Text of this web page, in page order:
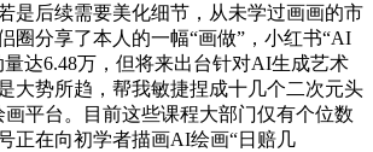
是后续需要美化细节，从未学过画画的市
圈分享了本人的一幅“画做”，小红书“AI
达6.48万，但将来出台针对AI生成艺术
大势所趋，帮我敏捷捏成十几个二次元头
平台。目前这些课程大部门仅有个位数
正在向初学者描画AI绘画“日赔几